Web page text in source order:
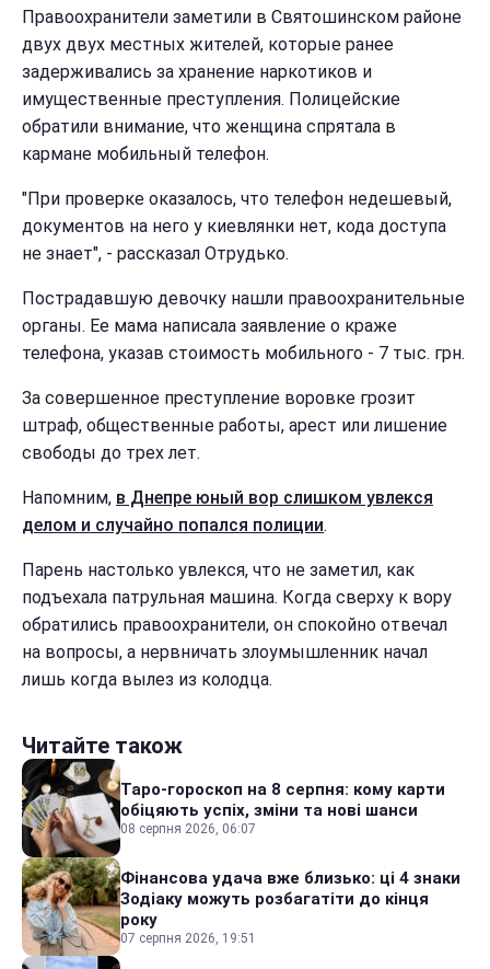
Правоохранители заметили в Святошинском районе
двух двух местных жителей, которые ранее
задерживались за хранение наркотиков и
имущественные преступления. Полицейские
обратили внимание, что женщина спрятала в
кармане мобильный телефон.
"При проверке оказалось, что телефон недешевый,
документов на него у киевлянки нет, кода доступа
не знает", - рассказал Отрудько.
Пострадавшую девочку нашли правоохранительные
органы. Ее мама написала заявление о краже
телефона, указав стоимость мобильного - 7 тыс. грн.
За совершенное преступление воровке грозит
штраф, общественные работы, арест или лишение
свободы до трех лет.
Напомним, в Днепре юный вор слишком увлекся
делом и случайно попался полиции.
Парень настолько увлекся, что не заметил, как
подъехала патрульная машина. Когда сверху к вору
обратились правоохранители, он спокойно отвечал
на вопросы, а нервничать злоумышленник начал
лишь когда вылез из колодца.
Читайте також
Таро-гороскоп на 8 серпня: кому карти
обіцяють успіх, зміни та нові шанси
08 серпня 2026, 06:07
Фінансова удача вже близько: ці 4 знаки
Зодіаку можуть розбагатіти до кінця
року
07 серпня 2026, 19:51